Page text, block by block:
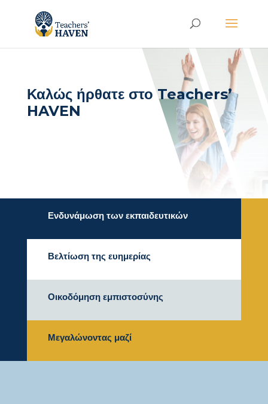
Καλώς ήρθατε στο Teachers’
HAVEN
Ενδυνάμωση των εκπαιδευτικών
Βελτίωση της ευημερίας
Οικοδόμηση εμπιστοσύνης
Μεγαλώνοντας μαζί